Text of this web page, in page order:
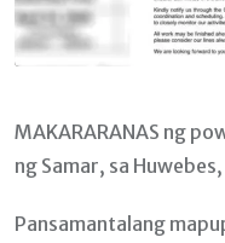
MAKARARANAS ng
ng Samar, sa
Pansamantalang